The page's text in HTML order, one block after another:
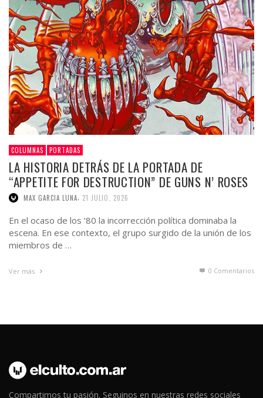
COLUMNAS PORTADAS
LA HISTORIA DETRÁS DE LA PORTADA DE
“APPETITE FOR DESTRUCTION” DE GUNS N’ ROSES
MAX GARCIA LUNA 21 JULIO, 2026
En el ocaso de los ’80 la incorrección política dominaba la
escena. En ese contexto, el grupo surgido de la unión de los
miembros de …
Ver más 0 Comentarios
Compartimos tu pasión. Seguinos en nuestras redes sociales